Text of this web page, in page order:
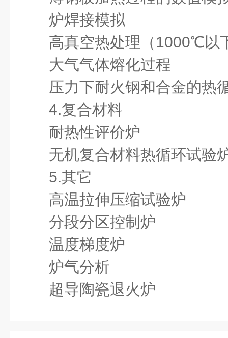
炉焊接模拟
高真空热处理（1000℃以
大气气体熔化过程
压力下耐火钢和合金的热
4.复合材料
耐热性评价炉
无机复合材料热循环试验
5.其它
高温拉伸压缩试验炉
分段分区控制炉
温度梯度炉
炉气分析
超导陶瓷退火炉